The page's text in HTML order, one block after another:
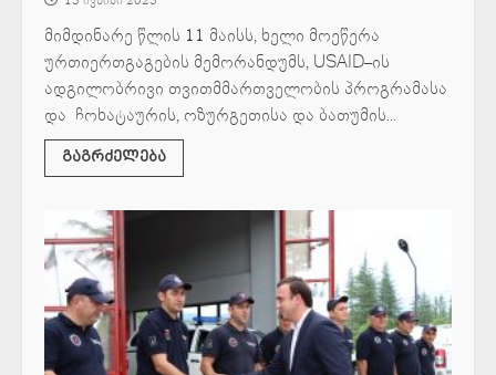
მიმდინარე წლის 11 მაისს, ხელი მოეწერა
ურთიერთგაგების მემორანდუმს, USAID–ის
ადგილობრივი თვითმმართველობის პროგრამასა
და ჩოხატაურის, ოზურგეთისა და ბათუმის...
გაგრძელება